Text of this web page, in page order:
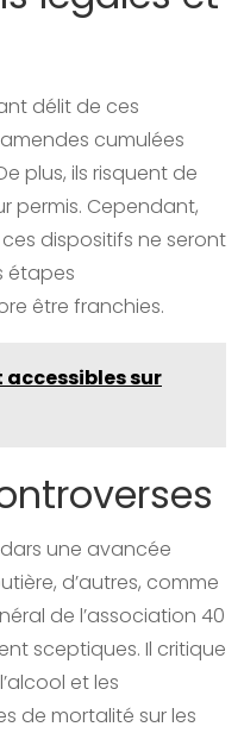
délit de ces
cumulées
plus, ils risquent de
permis. Cependant,
dispositifs ne seront
étapes
être franchies.
accessibles sur
une avancée
d’autres, comme
de l’association 40
sceptiques. Il critique
et les
de mortalité sur les